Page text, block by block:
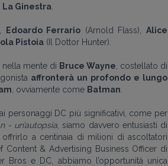
La Ginestra
Edoardo Ferrario (Arnold Flass)
Alice
Pistoia (Il Dottor Hunter).
mente di Bruce Wayne , costellato di
affronterà un profondo e lungo
, ovviamente come Batman
personaggi DC più significativi , come per
- un’autopsia , siamo davvero entusiasti di
a centinaia di milioni di ascoltatori
Content & Advertising Business Officer di
Bros e DC, abbiamo l’opportunità unica